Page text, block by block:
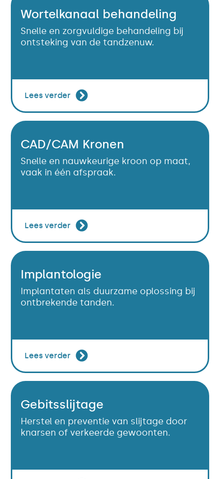
Wortelkanaal behandeling
Snelle en zorgvuldige behandeling bij
ontsteking van de tandzenuw.
Lees verder
CAD/CAM Kronen
Snelle en nauwkeurige kroon op maat,
vaak in één afspraak.
Lees verder
Implantologie
Implantaten als duurzame oplossing bij
ontbrekende tanden.
Lees verder
Gebitsslijtage
Herstel en preventie van slijtage door
knarsen of verkeerde gewoonten.